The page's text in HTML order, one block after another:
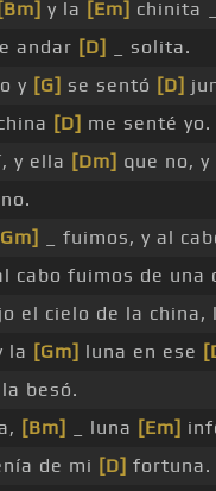
[Bm] y la [Em] chinita
andar [D]
_ solita.
y [G] se sentó [D]
[D] me senté yo.
y ella [Dm] que no, y
_ fuimos, y al
cabo fuimos de una
el cielo de la china,
la [Gm] luna en ese
la besó.
[Bm] _ luna [Em]
de mi [D] fortuna.